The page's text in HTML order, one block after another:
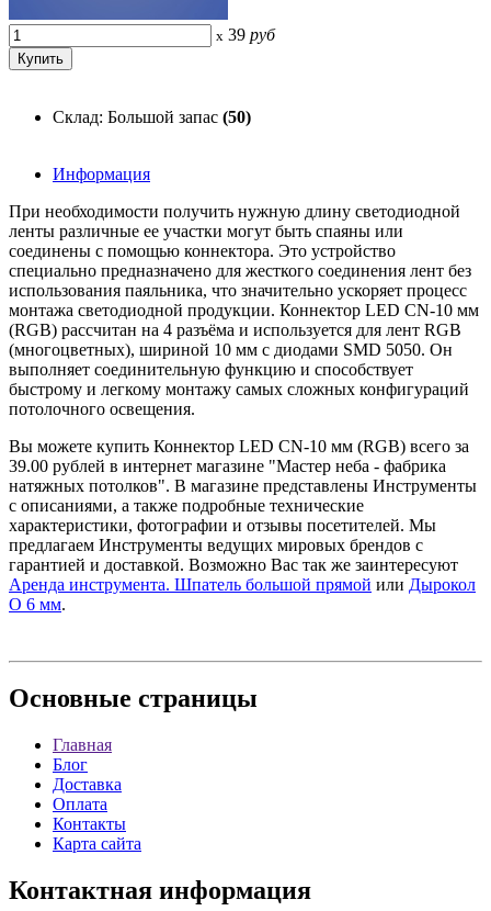
x 39 руб
Склад: Большой запас (50)
Информация
При необходимости получить нужную длину светодиодной
ленты различные ее участки могут быть спаяны или
соединены с помощью коннектора. Это устройство
специально предназначено для жесткого соединения лент без
использования паяльника, что значительно ускоряет процесс
монтажа светодиодной продукции. Коннектор LED CN-10 мм
(RGB) рассчитан на 4 разъёма и используется для лент RGB
(многоцветных), шириной 10 мм с диодами SMD 5050. Он
выполняет соединительную функцию и способствует
быстрому и легкому монтажу самых сложных конфигураций
потолочного освещения.
Вы можете купить Коннектор LED CN-10 мм (RGB) всего за
39.00 рублей в интернет магазине "Мастер неба - фабрика
натяжных потолков". В магазине представлены Инструменты
с описаниями, а также подробные технические
характеристики, фотографии и отзывы посетителей. Мы
предлагаем Инструменты ведущих мировых брендов с
гарантией и доставкой. Возможно Вас так же заинтересуют
Аренда инструмента. Шпатель большой прямой или Дырокол
O 6 мм.
Основные страницы
Главная
Блог
Доставка
Оплата
Контакты
Карта сайта
Контактная информация